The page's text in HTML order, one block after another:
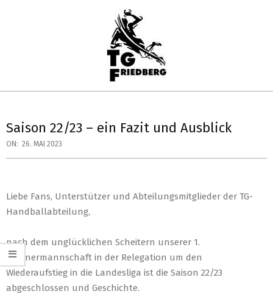
TG
HANDBALL
Menu
Saison 22/23 – ein Fazit und Ausblick
ON: 26. MAI 2023
Liebe Fans, Unterstützer und Abteilungsmitglieder der TG-
Handballabteilung,
nach dem unglücklichen Scheitern unserer 1.
Männermannschaft in der Relegation um den
Wiederaufstieg in die Landesliga ist die Saison 22/23
abgeschlossen und Geschichte.